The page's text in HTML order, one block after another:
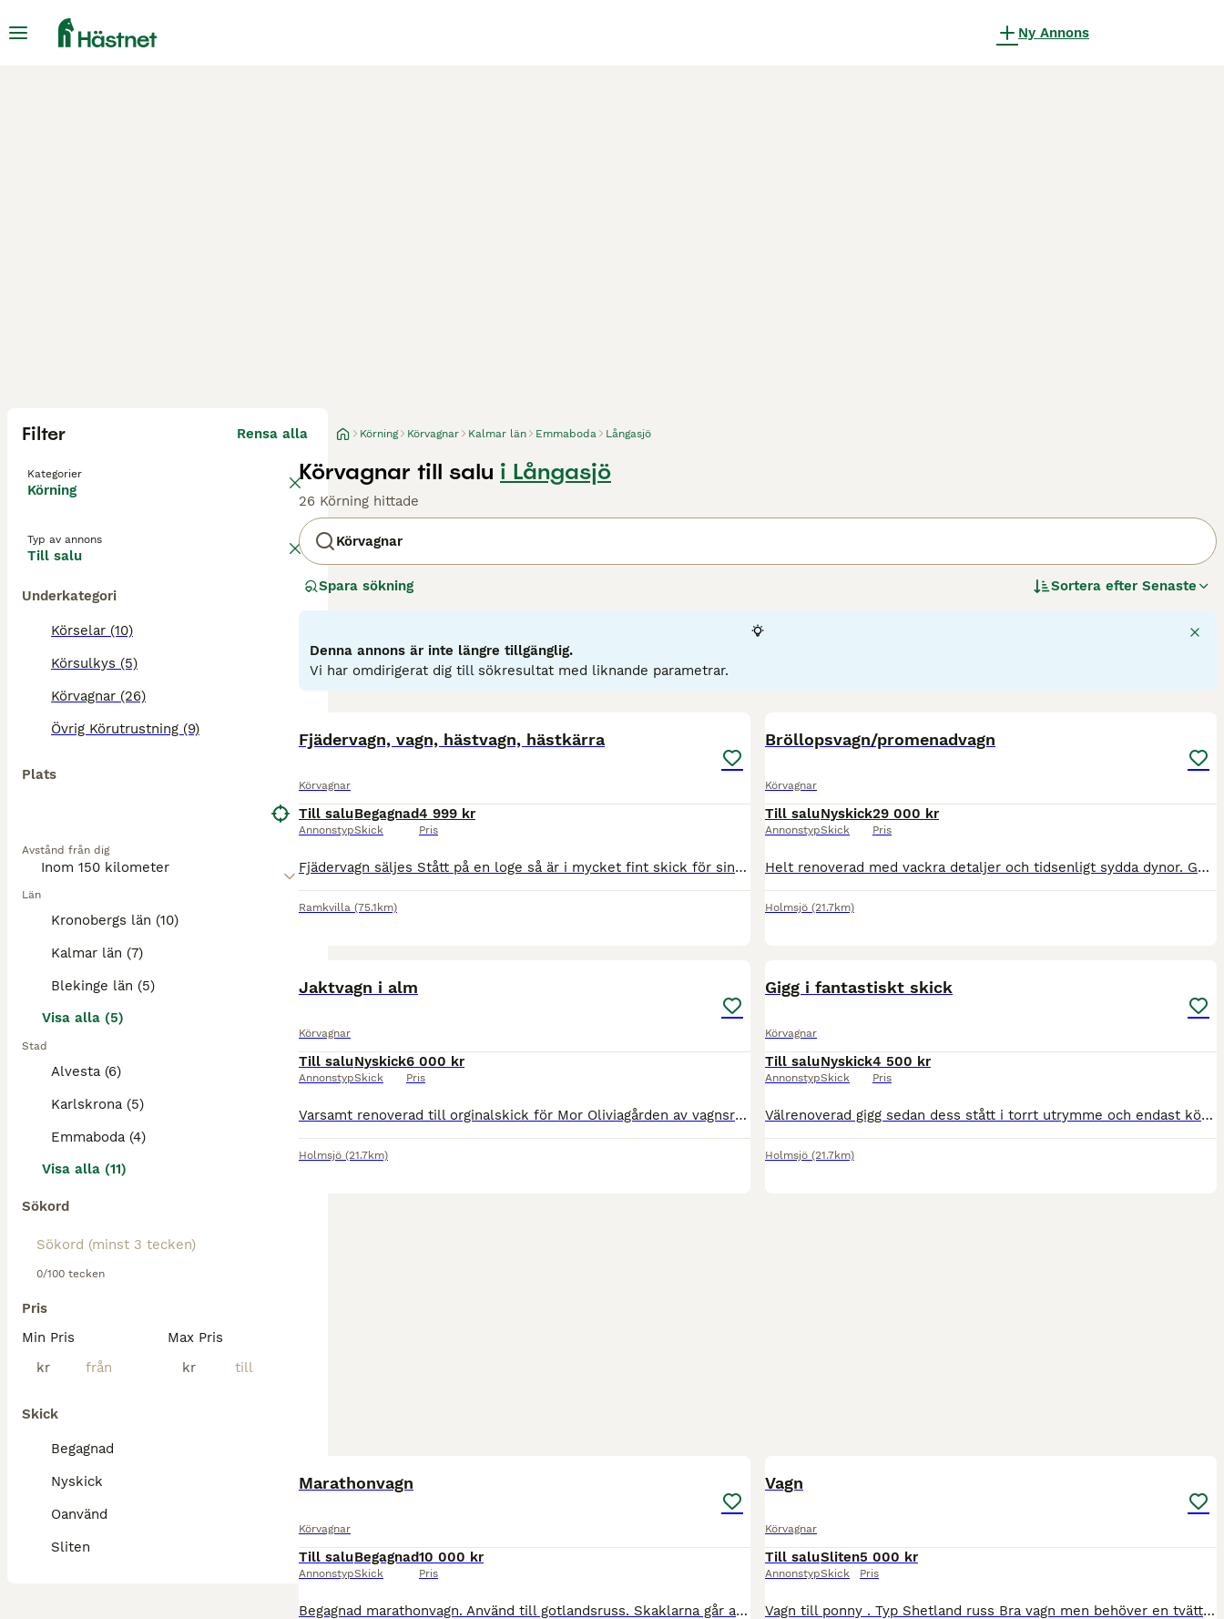
Ny Annons
Filter Rensa alla
Kategorier
Körning
Typ av annons
Till salu
Underkategori
Körselar (10)
Körsulkys (5)
Körvagnar (26)
Övrig Körutrustning (9)
Plats
Avstånd från dig
Län
Kronobergs län (10)
Kalmar län (7)
Blekinge län (5)
Visa alla (5)
Stad
Alvesta (6)
Karlskrona (5)
Emmaboda (4)
Visa alla (11)
Sökord
0/100 tecken
Pris
Min Pris
kr
Max Pris
kr
Skick
Begagnad
Nyskick
Oanvänd
Sliten
Körning Körvagnar Kalmar län Emmaboda Långasjö
Körvagnar till salu i Långasjö
26 Körning hittade
Körvagnar
Spara sökning Sortera efter Senaste
Denna annons är inte längre tillgänglig.
Vi har omdirigerat dig till sökresultat med liknande parametrar.
Fjädervagn, vagn, hästvagn, hästkärra
Körvagnar
Till salu
Annonstyp
Begagnad
Skick
4 999 kr
Pris
Fjädervagn säljes Stått på en loge så är i mycket fint skick för sin ålder. 2 dubbla sitsar. Dvs plats för fyra. Skälkar finns, visas inte på bild.
Ramkvilla (75.1km)
Bröllopsvagn/promenadvagn
Körvagnar
Till salu
Annonstyp
Nyskick
Skick
29 000 kr
Pris
Helt renoverad med vackra detaljer och tidsenligt sydda dynor. Gummerade däck Säljes till ett mycket reducerat pris pga att vi ämnar sälja gården.
Holmsjö (21.7km)
Jaktvagn i alm
Körvagnar
Till salu
Annonstyp
Nyskick
Skick
6 000 kr
Pris
Varsamt renoverad till orginalskick för Mor Oliviagården av vagnsrenoveringsutbildningen i Ronneby. Sedan dess stått torrt och aldrig körts. Säljes till ett mycket reducerat pris pga av att vi ämnar
Holmsjö (21.7km)
Gigg i fantastiskt skick
Körvagnar
Till salu
Annonstyp
Nyskick
Skick
4 500 kr
Pris
Välrenoverad gigg sedan dess stått i torrt utrymme och endast körts 2 - 3 ggr Vi har sänkt priset då vi ämnar sälja gården.
Holmsjö (21.7km)
Marathonvagn
Körvagnar
Till salu
Annonstyp
Begagnad
Skick
10 000 kr
Pris
Begagnad marathonvagn. Använd till gotlandsruss. Skaklarna går att länga. Förvaring under kusksätet.
Vagn
Körvagnar
Till salu
Annonstyp
Sliten
Skick
5 000 kr
Pris
Vagn till ponny . Typ Shetland russ Bra vagn men behöver en tvätt . Fotbroms på den Den har fjädring och är skön att åka på